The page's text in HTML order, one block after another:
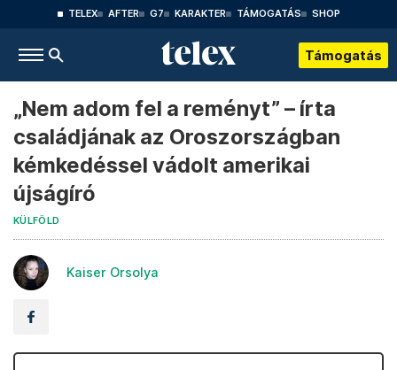
TELEX AFTER G7 KARAKTER TÁMOGATÁS SHOP
Támogatás
„Nem adom fel a reményt” – írta
családjának az Oroszországban
kémkedéssel vádolt amerikai
újságíró
KÜLFÖLD
Kaiser Orsolya